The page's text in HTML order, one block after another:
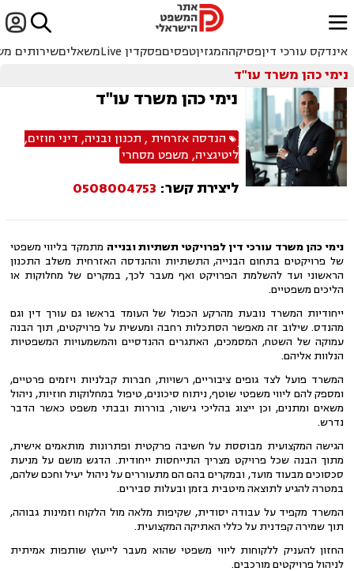

ﱐ
אינדקס עורכי דיןפסיקההמגזיןטפסיםפסקדין Live משאליםשירותים
נימי כהן משרד עו"ד
נימי כהן משרד עו"ד
הנדסה אזרחית , תכנון ובניה, דיני חוזים,
ליטיגציה, משפט מסחרי
ליצירת קשר: 0508004753
נימי כהן משרד עורכי דין לפרויקטי תשתיות ובנייה מתמקד בליווי משפטי
של פרויקטים בתחום הבנייה, התשתיות וההנדסה האזרחית משלב התכנון
הראשוני ועד להשלמת הפרויקט ואף מעבר לכך, במקרים של מחלוקות או
הליכים משפטיים.
ייחודיות המשרד נובעת מהרקע הכפול של העומד בראשו גם עורך דין וגם
מהנדס. שילוב זה מאפשר הסתכלות רחבה ומעשית על פרויקטים, תוך הבנה
עמוקה של השטח, המסמכים, האתגרים ההנדסיים והמשמעויות המשפטיות
הנלוות אליהם.
המשרד פועל לצד גופים ציבוריים, רשויות, חברות קבלניות ויזמים פרטיים,
ומספק להם ליווי משפטי שוטף, ניתוח סיכונים, טיפול במחלוקות חוזיות, ניהול
משאים ומתנים, וכן ייצוג בהליכי גישור, בוררות ובבתי משפט כאשר הדבר
נדרש.
הגישה המקצועית מבוססת על חשיבה פרקטית ופתרונות מותאמים אישית,
מתוך הבנה שכל פרויקט מצריך התייחסות ייחודית. הדגש מושם על מניעת
סכסוכים מבעוד מועד, ובמקרים בהם הם מתעוררים על ניהול יעיל וחכם שלהם,
במטרה להגיע לתוצאה מיטבית בזמן ובעלות סבירים.
המשרד מקפיד על עבודה יסודית, שקיפות מלאה מול הלקוח וזמינות גבוהה,
תוך שמירה קפדנית על כללי האתיקה המקצועית.
החזון להעניק ללקוחות ליווי משפטי שהוא מעבר לייעוץ שותפות אמיתית
לניהול פרויקטים מורכבים.